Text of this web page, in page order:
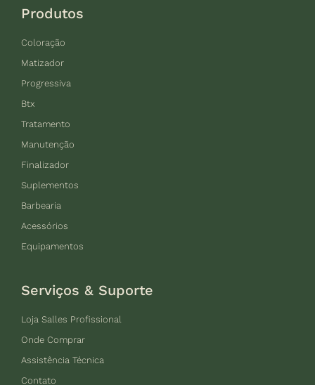
Produtos
Coloração
Matizador
Progressiva
Btx
Tratamento
Manutenção
Finalizador
Suplementos
Barbearia
Acessórios
Equipamentos
Serviços & Suporte
Loja Salles Profissional
Onde Comprar
Assistência Técnica
Contato